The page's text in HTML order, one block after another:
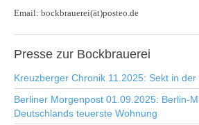
Email: bockbrauerei(ät)posteo.de
Presse zur Bockbrauerei
Kreuzberger Chronik 11.2025: Sekt in
Berliner Morgenpost 01.09.2025: Berlin-
Deutschlands teuerste Wohnung